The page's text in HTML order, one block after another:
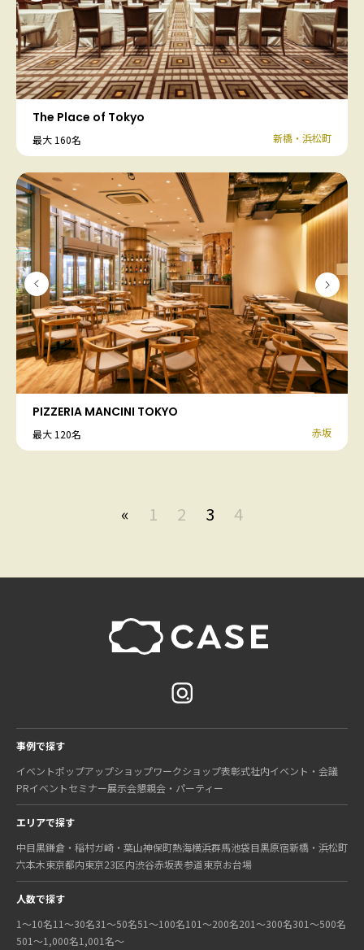
The Place of Tokyo
最大 160名 新橋・浜松町
PIZZERIA MANCINI TOKYO
最大 120名 赤坂
« 1 2 3 4
事例で探す
イベントポップアップショップワークショップ表彰式社内イベント・会議
PRイベントセミナー展示会懇親会・パーティー
エリアで探す
中目黒鎌倉・稲村ガ崎・葉山神保町熱海横浜群馬池袋目黒原宿新橋・浜松町
六本木東京都内東京23区内渋谷赤坂表参道東京お台場
人数で探す
1〜10名11〜30名31〜50名51〜100名101〜200名201〜300名301〜500名
501〜1,000名1,001名〜